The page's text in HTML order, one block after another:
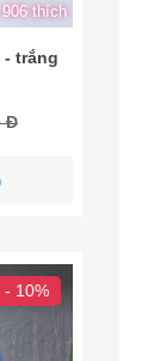
thích
- trắng
Đ
- 10%